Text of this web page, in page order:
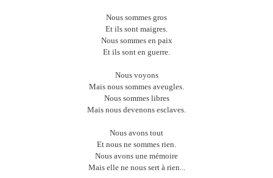
Nous sommes gros
Et ils sont maigres.
Nous sommes en paix
Et ils sont en guerre.
Nous voyons
Mais nous sommes aveugles.
Nous sommes libres
Mais nous devenons esclaves.
Nous avons tout
Et nous ne sommes rien.
Nous avons une mémoire
Mais elle ne nous sert à rien...